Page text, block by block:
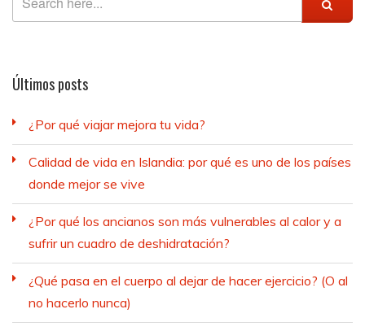
Últimos posts
¿Por qué viajar mejora tu vida?
Calidad de vida en Islandia: por qué es uno de los países
donde mejor se vive
¿Por qué los ancianos son más vulnerables al calor y a
sufrir un cuadro de deshidratación?
¿Qué pasa en el cuerpo al dejar de hacer ejercicio? (O al
no hacerlo nunca)